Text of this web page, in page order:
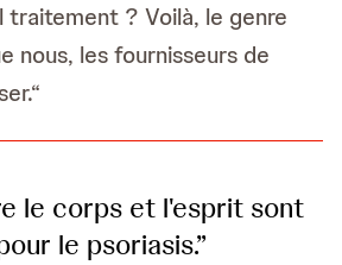
traitement ? Voilà, le genre
nous, les fournisseurs de
le corps et l'esprit sont
le psoriasis.”